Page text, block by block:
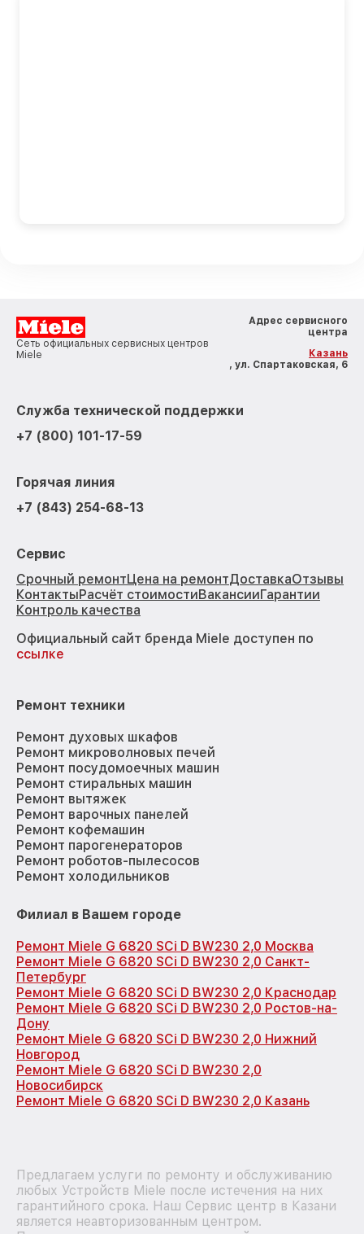
Сеть официальных сервисных центров
Miele
Адрес сервисного
центра
Казань
, ул. Спартаковская, 6
Служба технической поддержки
+7 (800) 101-17-59
Горячая линия
+7 (843) 254-68-13
Сервис
Срочный ремонтЦена на ремонтДоставкаОтзывы
КонтактыРасчёт стоимостиВакансииГарантии
Контроль качества
Официальный сайт бренда Miele доступен по
ссылке
Ремонт техники
Ремонт духовых шкафов
Ремонт микроволновых печей
Ремонт посудомоечных машин
Ремонт стиральных машин
Ремонт вытяжек
Ремонт варочных панелей
Ремонт кофемашин
Ремонт парогенераторов
Ремонт роботов-пылесосов
Ремонт холодильников
Филиал в Вашем городе
Ремонт Miele G 6820 SCi D BW230 2,0 Москва
Ремонт Miele G 6820 SCi D BW230 2,0 Санкт-
Петербург
Ремонт Miele G 6820 SCi D BW230 2,0 Краснодар
Ремонт Miele G 6820 SCi D BW230 2,0 Ростов-на-
Дону
Ремонт Miele G 6820 SCi D BW230 2,0 Нижний
Новгород
Ремонт Miele G 6820 SCi D BW230 2,0
Новосибирск
Ремонт Miele G 6820 SCi D BW230 2,0 Казань
Предлагаем услуги по ремонту и обслуживанию
любых Устройств Miele после истечения на них
гарантийного срока. Наш Сервис центр в Казани
является неавторизованным центром.